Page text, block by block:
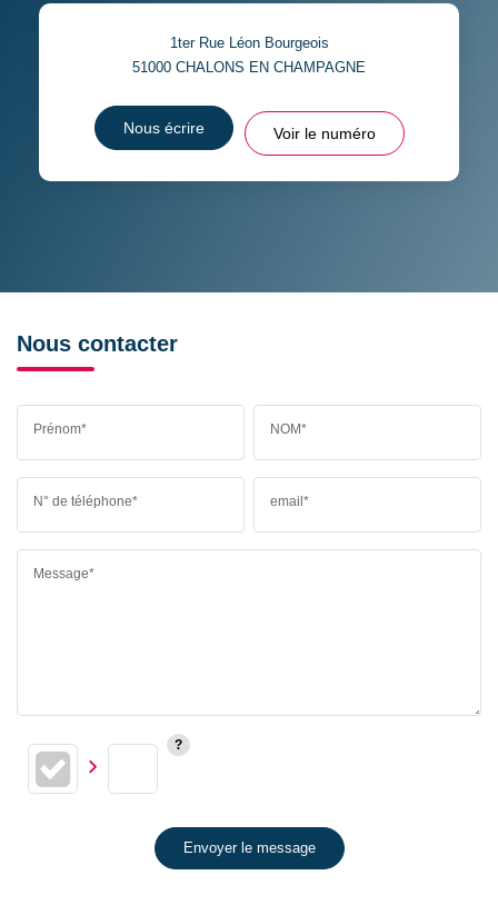
1ter Rue Léon Bourgeois
51000 CHALONS EN CHAMPAGNE
Nous écrire Voir le numéro
Nous contacter
Prénom* NOM*
N° de téléphone* email*
Message*
Envoyer le message